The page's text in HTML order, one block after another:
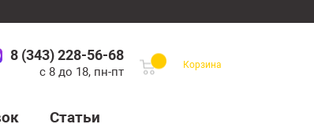
8 (343) 228-56-68
с 8 до 18, пн-пт
Корзина
Статьи